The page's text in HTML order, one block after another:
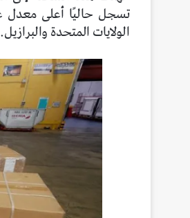
الولايات المتحدة والبرازيل.